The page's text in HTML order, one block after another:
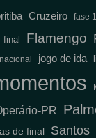
Cruzeiro fase
final Flamengo
jogo de ida
PR
de final Santos